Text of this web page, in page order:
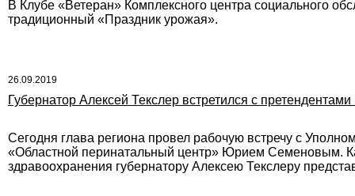
В Клубе «Ветеран» Комплексного центра социального
традиционный «Праздник урожая».
26.09.2019
Губернатор Алексей Текслер встретился с
Сегодня глава региона провел рабочую встречу с
«Областной перинатальный центр» Юрием Семеновым.
здравоохранения губернатору Алексею Текслеру